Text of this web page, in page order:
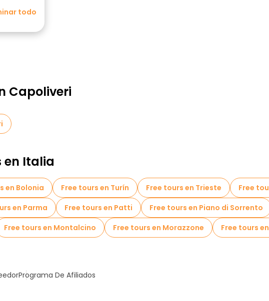
todo
Capoliveri
en Italia
en Bolonia Free tours en Turín Free tours en Trieste Free
en Parma Free tours en Patti Free tours en Piano di Sorrento
Free tours en Montalcino Free tours en Morazzone Free tours
Programa De Afiliados